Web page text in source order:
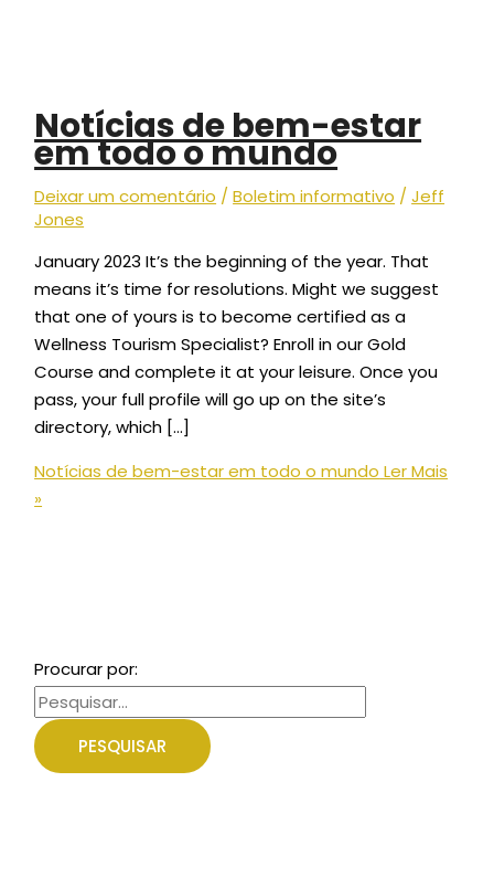
Notícias de bem-estar
em todo o mundo
Deixar um comentário /Boletim informativo /Jeff
Jones
January 2023 It’s the beginning of the year. That
means it’s time for resolutions. Might we suggest
that one of yours is to become certified as a
Wellness Tourism Specialist? Enroll in our Gold
Course and complete it at your leisure. Once you
pass, your full profile will go up on the site’s
directory, which […]
Notícias de bem-estar em todo o mundo Ler Mais
»
Procurar por: